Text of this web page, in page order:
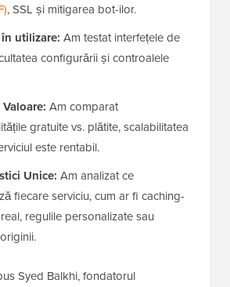
, SSL și mitigarea bot-ilor.
utilizare: Am testat interfețele de
configurării și controalele
Am comparat
gratuite vs. plătite, scalabilitatea
este rentabil.
Unice: Am analizat ce
fiecare serviciu, cum ar fi caching-
regulile personalizate sau
Syed Balkhi, fondatorul